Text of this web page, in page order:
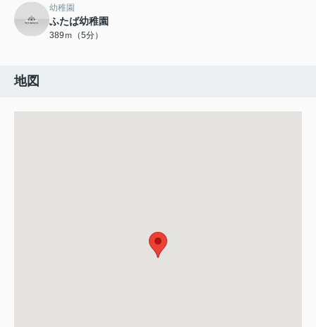
幼稚園
ふたば幼稚園
389ｍ（5分）
地図